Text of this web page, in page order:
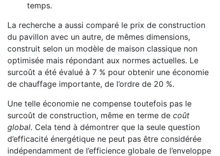
temps.
La recherche a aussi comparé le prix de construction
du pavillon avec un autre, de mêmes dimensions,
construit selon un modèle de maison classique non
optimisée mais répondant aux normes actuelles. Le
surcoût a été évalué à 7 % pour obtenir une économie
de chauffage importante, de l’ordre de 20 %.
Une telle économie ne compense toutefois pas le
surcoût de construction, même en terme de coût
global. Cela tend à démontrer que la seule question
d’efficacité énergétique ne peut pas être considérée
indépendamment de l’efficience globale de l’enveloppe